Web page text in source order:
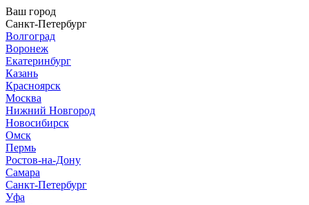
Ваш город
Санкт-Петербург
Волгоград
Воронеж
Екатеринбург
Казань
Красноярск
Москва
Нижний Новгород
Новосибирск
Омск
Пермь
Ростов-на-Дону
Самара
Санкт-Петербург
Уфа